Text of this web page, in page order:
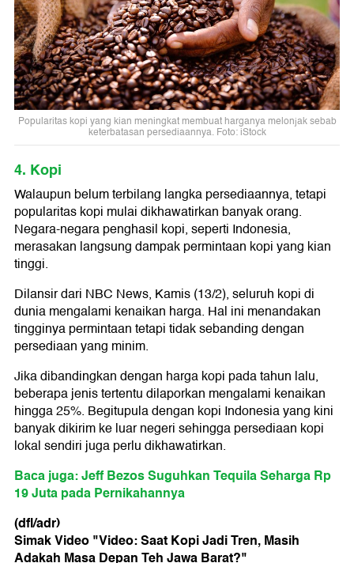
Popularitas kopi yang kian meningkat membuat harganya melonjak sebab
keterbatasan persediaannya. Foto: iStock
4. Kopi
Walaupun belum terbilang langka persediaannya, tetapi
popularitas kopi mulai dikhawatirkan banyak orang.
Negara-negara penghasil kopi, seperti Indonesia,
merasakan langsung dampak permintaan kopi yang kian
tinggi.
Dilansir dari NBC News, Kamis (13/2), seluruh kopi di
dunia mengalami kenaikan harga. Hal ini menandakan
tingginya permintaan tetapi tidak sebanding dengan
persediaan yang minim.
Jika dibandingkan dengan harga kopi pada tahun lalu,
beberapa jenis tertentu dilaporkan mengalami kenaikan
hingga 25%. Begitupula dengan kopi Indonesia yang kini
banyak dikirim ke luar negeri sehingga persediaan kopi
lokal sendiri juga perlu dikhawatirkan.
Baca juga: Jeff Bezos Suguhkan Tequila Seharga Rp
19 Juta pada Pernikahannya
(dfl/adr)
Simak Video "Video: Saat Kopi Jadi Tren, Masih
Adakah Masa Depan Teh Jawa Barat?"